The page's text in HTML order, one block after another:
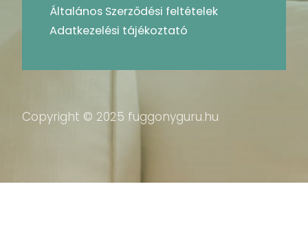
Általános Szerződési feltételek
Adatkezelési tájékoztató
Copyright © 2025 fuggonyguru.hu